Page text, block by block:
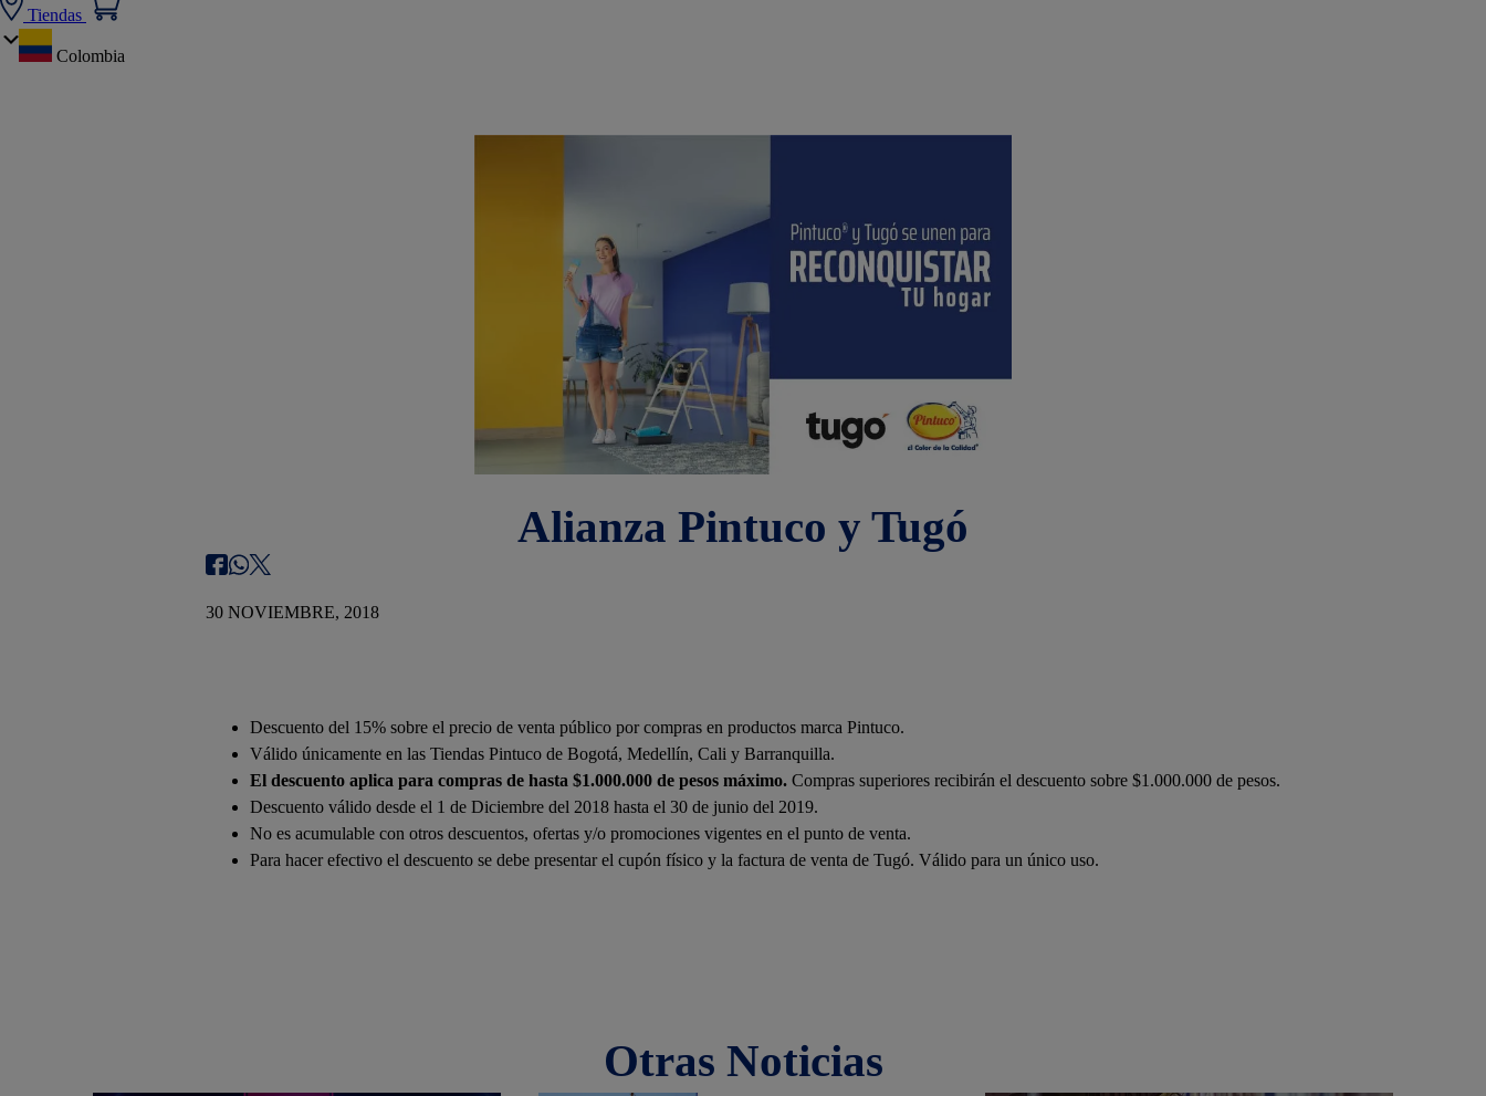
Tiendas
Colombia
Alianza Pintuco y Tugó
30 NOVIEMBRE, 2018
Descuento del 15% sobre el precio de venta público por compras en productos marca Pintuco.
Válido únicamente en las Tiendas Pintuco de Bogotá, Medellín, Cali y Barranquilla.
El descuento aplica para compras de hasta $1.000.000 de pesos máximo. Compras superiores recibirán el descuento sobre $1.000.000 de pesos.
Descuento válido desde el 1 de Diciembre del 2018 hasta el 30 de junio del 2019.
No es acumulable con otros descuentos, ofertas y/o promociones vigentes en el punto de venta.
Para hacer efectivo el descuento se debe presentar el cupón físico y la factura de venta de Tugó. Válido para un único uso.
Otras Noticias